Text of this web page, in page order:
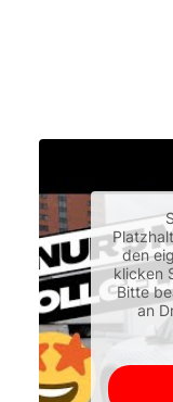
den
klicken
Bitte
an